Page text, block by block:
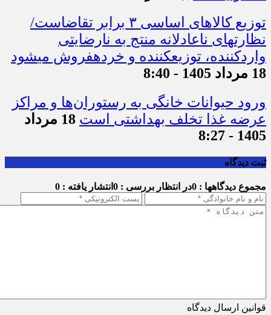
توزیع کالاهای اساسی ۳ برابر تقاضاست/
نظارت‎های ناعادلانه منتج به نارضایتی
واردکننده، توزیع‎کننده و خرده‎فروش می‎شود
18 مرداد 1405 - 8:40
ورود حیوانات خانگی به رستوران‌ها و مراکز
عرضه غذا تخلف بهداشتی است
18 مرداد
1405 - 8:27
ثبت دیدگاه
مجموع دیدگاهها : 0 در انتظار بررسی : 0 انتشار یافته : 0
قوانین ارسال دیدگاه